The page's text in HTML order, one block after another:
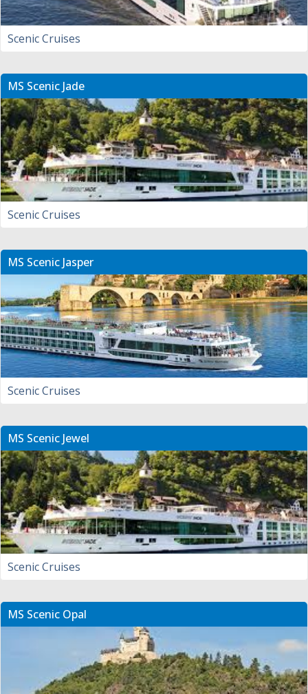
Scenic Cruises
MS Scenic Jade
Scenic Cruises
MS Scenic Jasper
Scenic Cruises
MS Scenic Jewel
Scenic Cruises
MS Scenic Opal